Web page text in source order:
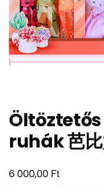
ruhák 芭
6 000,00 Ft